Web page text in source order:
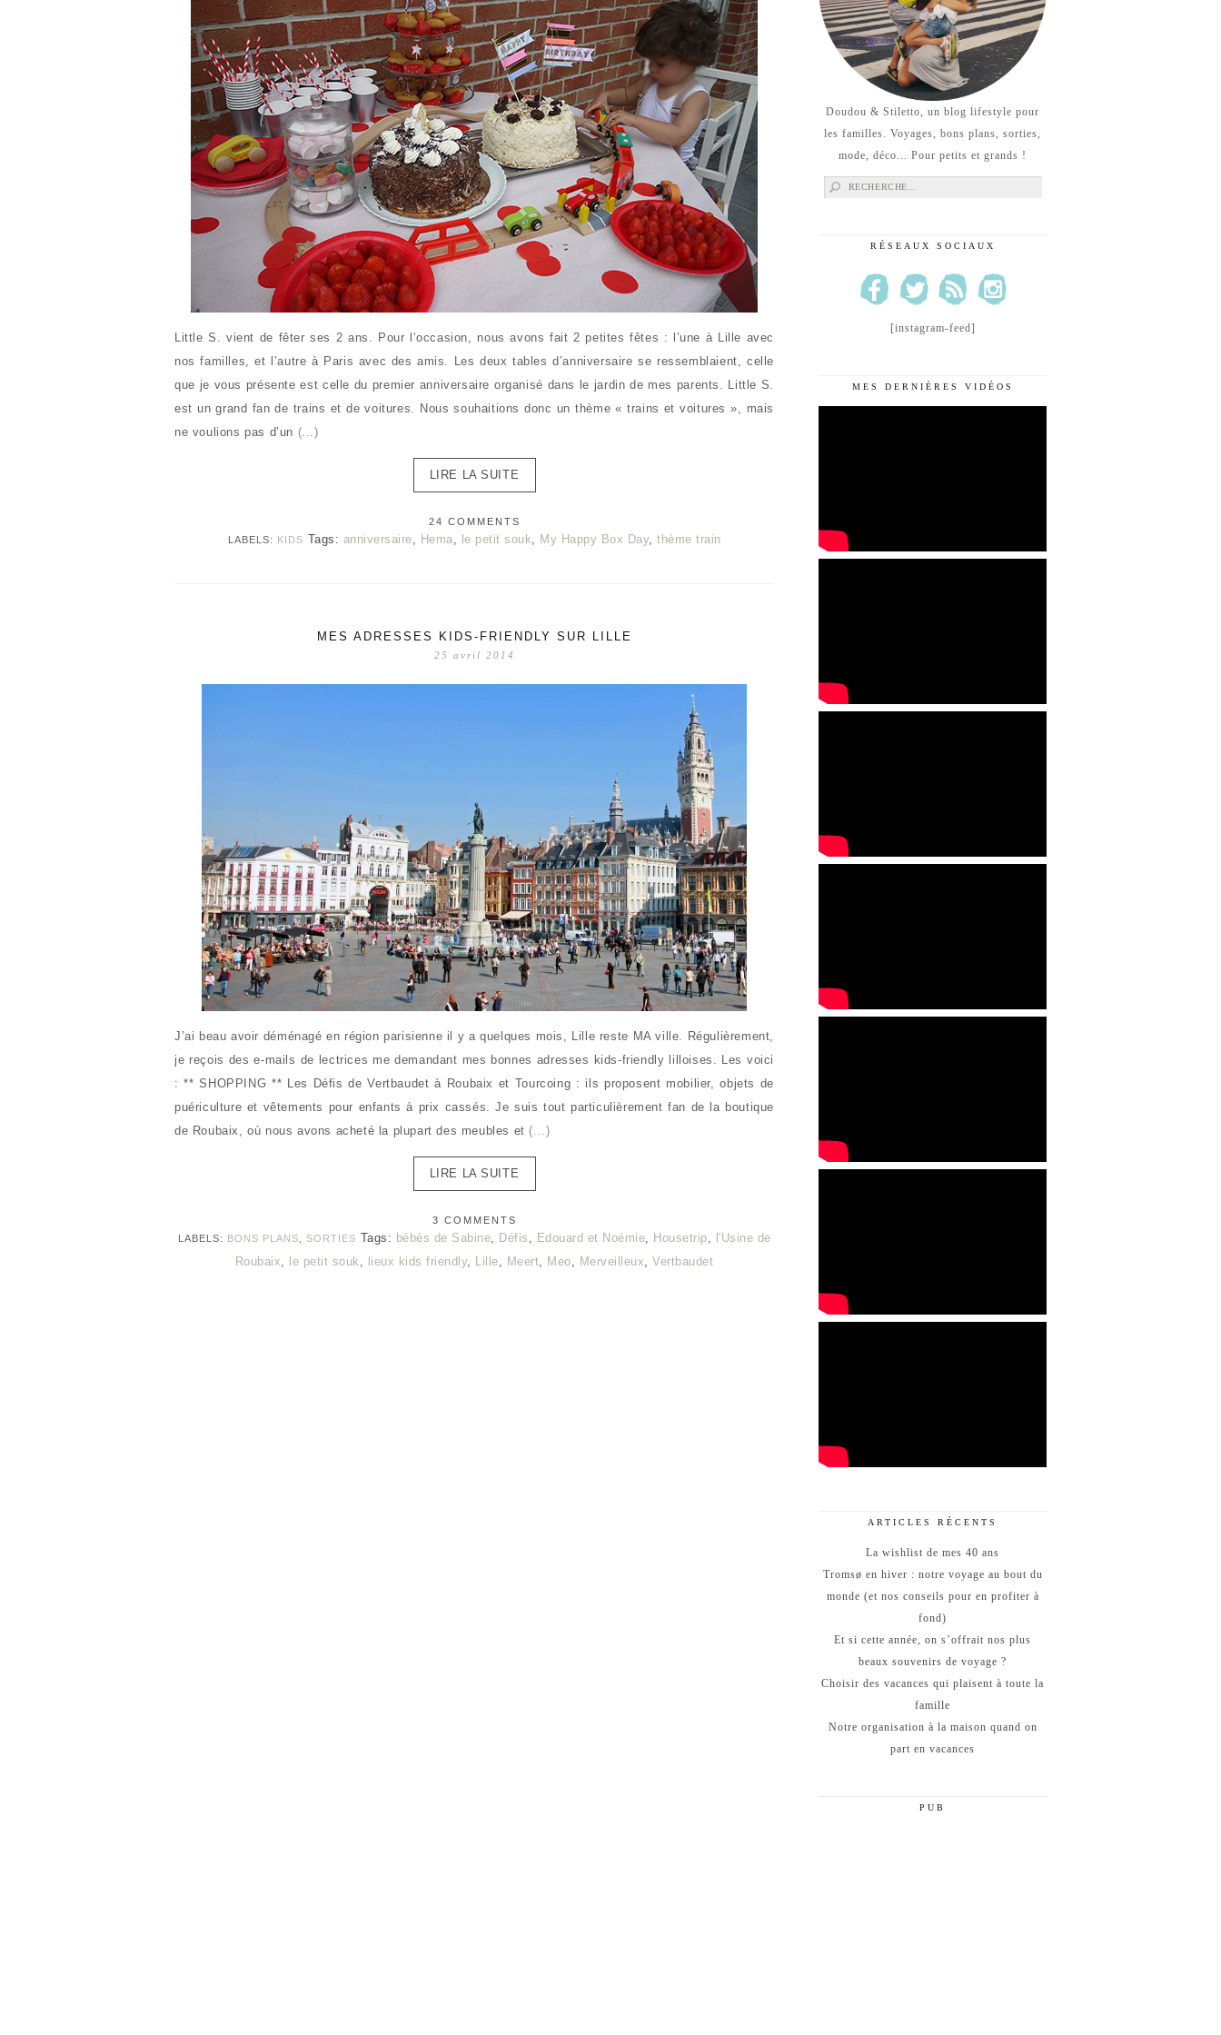
Little S. vient de fêter ses 2 ans. Pour l’occasion, nous avons fait 2 petites fêtes : l’une à Lille avec
nos familles, et l’autre à Paris avec des amis. Les deux tables d’anniversaire se ressemblaient, celle
que je vous présente est celle du premier anniversaire organisé dans le jardin de mes parents. Little S.
est un grand fan de trains et de voitures. Nous souhaitions donc un thème « trains et voitures », mais
ne voulions pas d’un (...)
LIRE LA SUITE
24 COMMENTS
LABELS: KIDS Tags: anniversaire, Hema, le petit souk, My Happy Box Day, thème train
MES ADRESSES KIDS-FRIENDLY SUR LILLE
25 avril 2014
J’ai beau avoir déménagé en région parisienne il y a quelques mois, Lille reste MA ville. Régulièrement,
je reçois des e-mails de lectrices me demandant mes bonnes adresses kids-friendly lilloises. Les voici
: ** SHOPPING ** Les Défis de Vertbaudet à Roubaix et Tourcoing : ils proposent mobilier, objets de
puériculture et vêtements pour enfants à prix cassés. Je suis tout particulièrement fan de la boutique
de Roubaix, où nous avons acheté la plupart des meubles et (...)
LIRE LA SUITE
3 COMMENTS
LABELS: BONS PLANS SORTIES Tags: bébés de Sabine, Défis , Edouard et Noémie, Housetrip, l'Usine de
Roubaix, le petit souk , lieux kids friendly, Lille, Meert, Meo, Merveilleux,Vertbaudet
Doudou & Stiletto, un blog lifestyle pour
les familles. Voyages, bons plans, sorties,
mode, déco... Pour petits et grands !
Rechercher :
RÉSEAUX SOCIAUX
[instagram-feed]
MES DERNIÈRES VIDÉOS
ARTICLES RÉCENTS
La wishlist de mes 40 ans
Tromsø en hiver : notre voyage au bout du
monde (et nos conseils pour en profiter à
fond)
Et si cette année, on s’offrait nos plus
beaux souvenirs de voyage ?
Choisir des vacances qui plaisent à toute la
famille
Notre organisation à la maison quand on
part en vacances
PUB